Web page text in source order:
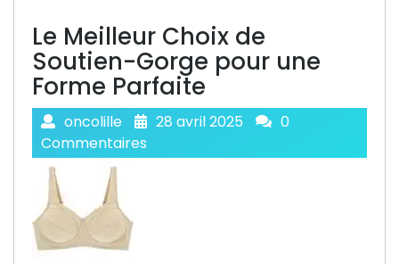
Le Meilleur Choix de
Soutien-Gorge pour une
Forme Parfaite
oncolille 28 avril 2025
0
Commentaires